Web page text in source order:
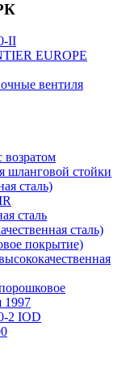
II
EUROPE
вентиля
возратом
шланговой стойки
сталь)
сталь
сталь)
покрытие)
1997
2 IOD